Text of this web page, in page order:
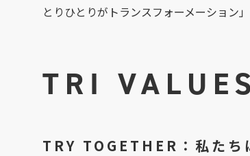
とりひとりがトランスフォーメーション
TRI
TRY TOGETHER：私たち